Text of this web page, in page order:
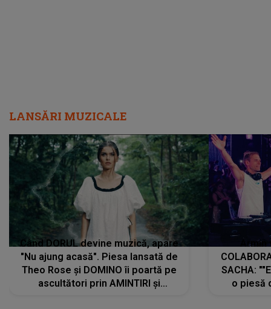
LANSĂRI MUZICALE
Când DORUL devine muzică, apare
"Nu ajung acasă". Piesa lansată de
Theo Rose și DOMINO îi poartă pe
ascultători prin AMINTIRI și
SACHA:
o piesă